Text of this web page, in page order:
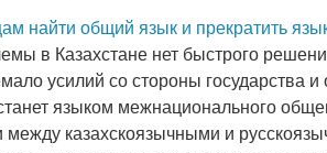
найти общий язык и прекратить
в Казахстане нет быстрого
усилий со стороны государства
языком межнационального
между казахскоязычными и